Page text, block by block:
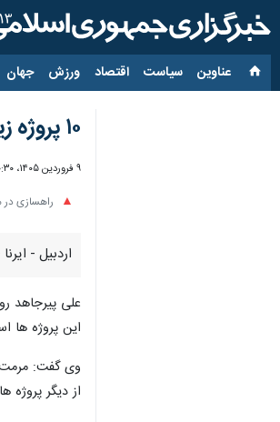
عناوین‌ سیاست اقتصاد ورزش جهان
۱۰ پروژه زیرساختی مناطق عشایری استان اردبیل در حال اجراست
۹ فروردین ۱۴۰۵، ۱۰:۳۰
راهسازی
اردبیل - ایرنا - مدیرکل امور
علی پیرجاهد
این پروژه ها
وی گفت:‌ مرمت
از دیگر